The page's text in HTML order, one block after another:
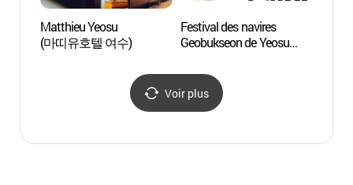
Matthieu Yeosu
(마띠유호텔 여수)
Festival des navires
Geobukseon de Yeosu
Voir plus